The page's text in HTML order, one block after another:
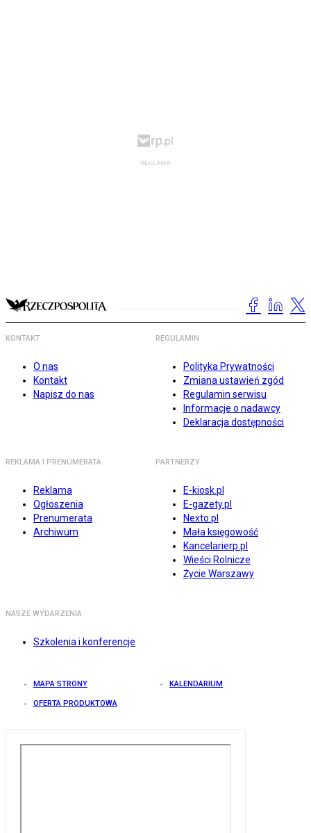
KONTAKT
O nas
Kontakt
Napisz do nas
REGULAMIN
Polityka Prywatności
Zmiana ustawień zgód
Regulamin serwisu
Informacje o nadawcy
Deklaracja dostępności
REKLAMA I PRENUMERATA
Reklama
Ogłoszenia
Prenumerata
Archiwum
PARTNERZY
E-kiosk.pl
E-gazety.pl
Nexto.pl
Mała księgowość
Kancelarierp.pl
Wieści Rolnicze
Życie Warszawy
NASZE WYDARZENIA
Szkolenia i konferencje
MAPA STRONY KALENDARIUM
OFERTA PRODUKTOWA